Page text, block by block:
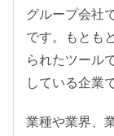
グループ会社
です。もとも
られたツール
している企業
業種や業界、